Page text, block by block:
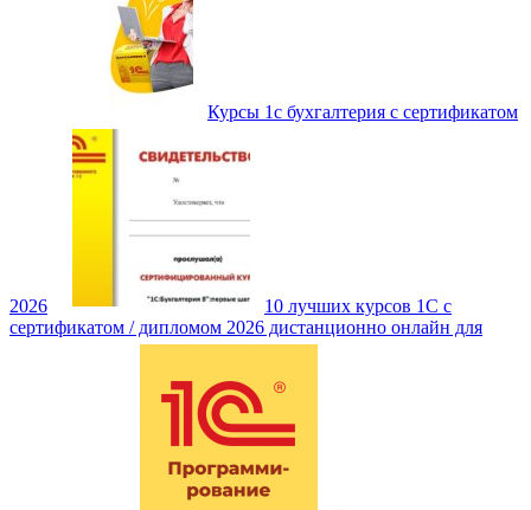
Курсы 1с бухгалтерия с сертификатом
2026
10 лучших курсов 1С с
сертификатом / дипломом 2026 дистанционно онлайн для